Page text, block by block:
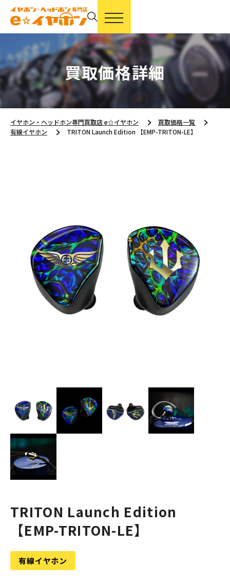
買取価格詳細
イヤホン・ヘッドホン専門買取店 e☆イヤホン
買取価格一覧
有線イヤホン
TRITON Launch Edition 【EMP-TRITON-LE】
TRITON Launch Edition
【EMP-TRITON-LE】
有線イヤホン